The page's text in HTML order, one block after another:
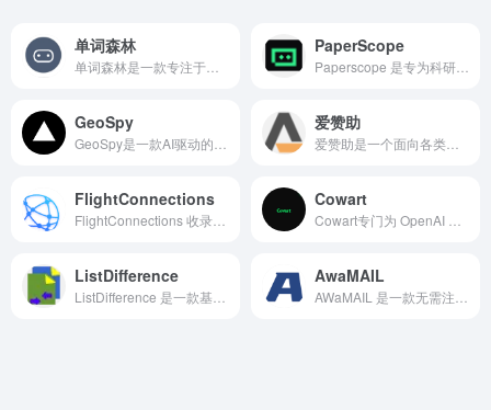
单词森林 PaperScope
GeoSpy 爱赞助
FlightConnections Cowart
ListDifference AwaMAIL